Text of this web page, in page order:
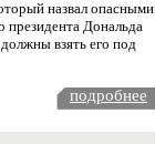
назвал опасными
президента Дональда
взять его под
подробнее